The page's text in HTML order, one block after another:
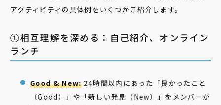
アクティビティの具体例をいくつかご紹介します。
①相互理解を深める：自己紹介、オンライン
ランチ
Good & New:24時間以内にあった「良かったこと
（Good）」や「新しい発見（New）」をメンバーが